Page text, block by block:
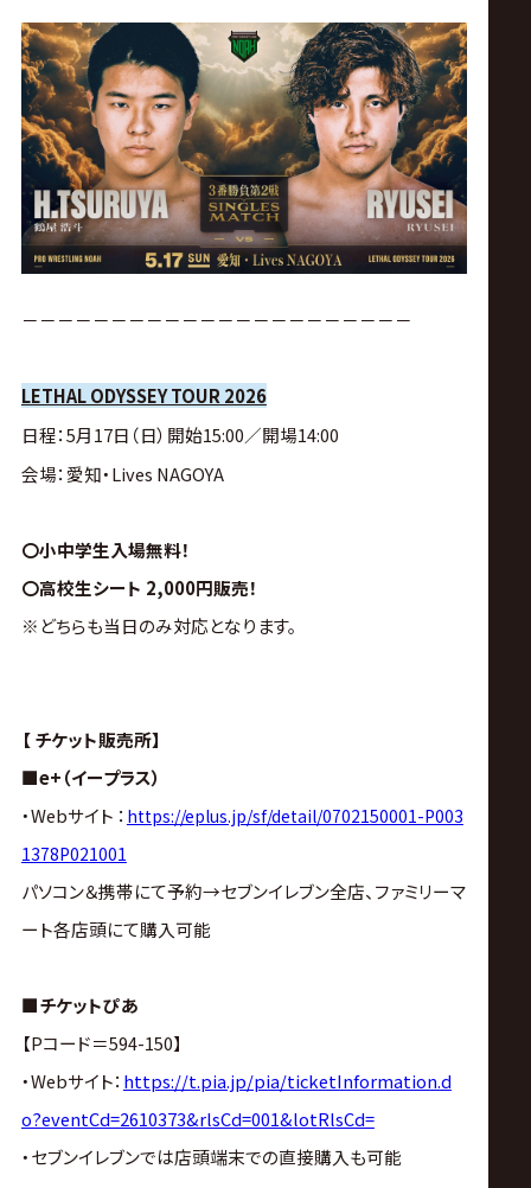
－－－－－－－－－－－－－－－－－－－－－－
LETHAL ODYSSEY TOUR 2026
日程：5月17日（日） 開始15:00／開場14:00
会場： 愛知・Lives NAGOYA
〇小中学生入場無料！
〇高校生シート 2,000円販売！
※どちらも当日のみ対応となります。
【 チケット販売所】
■e+（イープラス）
・Webサイト ： https://eplus.jp/sf/detail/0702150001-P003
1378P021001
パソコン＆携帯にて予約→セブンイレブン全店、ファミリーマ
ート各店頭にて購入可能
■チケットぴあ
【Pコード＝594-150】
・Webサイト： https://t.pia.jp/pia/ticketInformation.d
o?eventCd=2610373&rlsCd=001&lotRlsCd=
・セブンイレブンでは店頭端末での直接購入も可能